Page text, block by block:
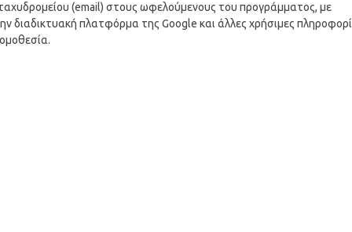
(email) στους ωφελούμενους του προγράμματος, με
διαδικτυακή πλατφόρμα της Google και άλλες χρήσιμες